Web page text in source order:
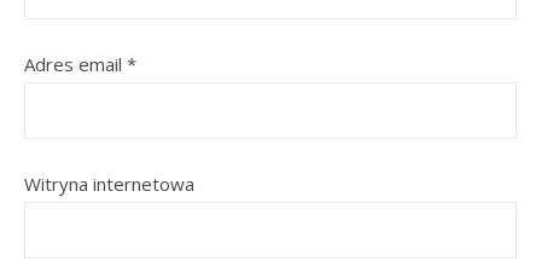
Adres email *
Witryna internetowa